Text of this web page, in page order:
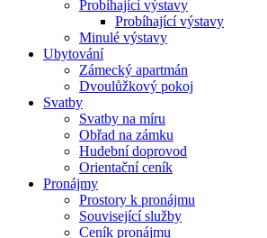
Probíhající výstavy
Probíhající výstavy
Minulé výstavy
Ubytování
Zámecký apartmán
Dvoulůžkový pokoj
Svatby
Svatby na míru
Obřad na zámku
Hudební doprovod
Orientační ceník
Pronájmy
Prostory k pronájmu
Související služby
Ceník pronájmu